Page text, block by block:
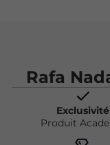
Rafa
Exclusivité
Produit